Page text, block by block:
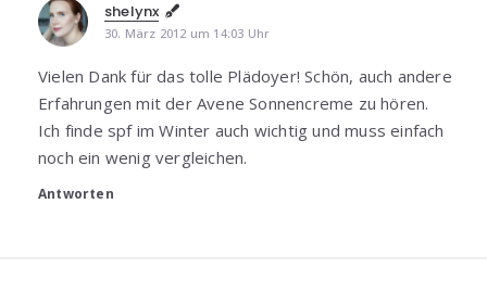
shelynx
30. März 2012 um 14:03 Uhr
Vielen Dank für das tolle Plädoyer! Schön, auch andere
Erfahrungen mit der Avene Sonnencreme zu hören.
Ich finde spf im Winter auch wichtig und muss einfach
noch ein wenig vergleichen.
Antworten